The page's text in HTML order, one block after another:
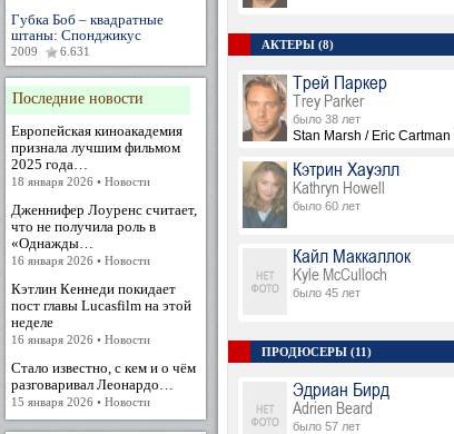
Губка Боб – квадратные
штаны: Спонджикус
2009 6.631
Последние новости
Европейская киноакадемия
признала лучшим фильмом
2025 года…
18 января 2026 • Новости
Дженнифер Лоуренс считает,
что не получила роль в
«Однажды…
16 января 2026 • Новости
Кэтлин Кеннеди покидает
пост главы Lucasfilm на этой
неделе
16 января 2026 • Новости
Стало известно, с кем и о чём
разговаривал Леонардо…
15 января 2026 • Новости
АКТЕРЫ (8)
Трей Паркер
Trey Parker
было 38 лет
Stan Marsh / Eric
Кэтрин Хауэлл
Kathryn Howell
было 60 лет
Кайл Маккаллок
Kyle McCulloch
было 45 лет
ПРОДЮСЕРЫ (11)
Эдриан Бирд
Adrien Beard
было 57 лет